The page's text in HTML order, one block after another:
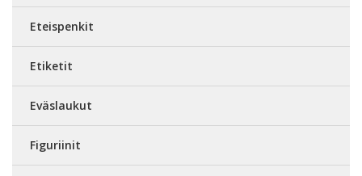
Eteispenkit
Etiketit
Eväslaukut
Figuriinit